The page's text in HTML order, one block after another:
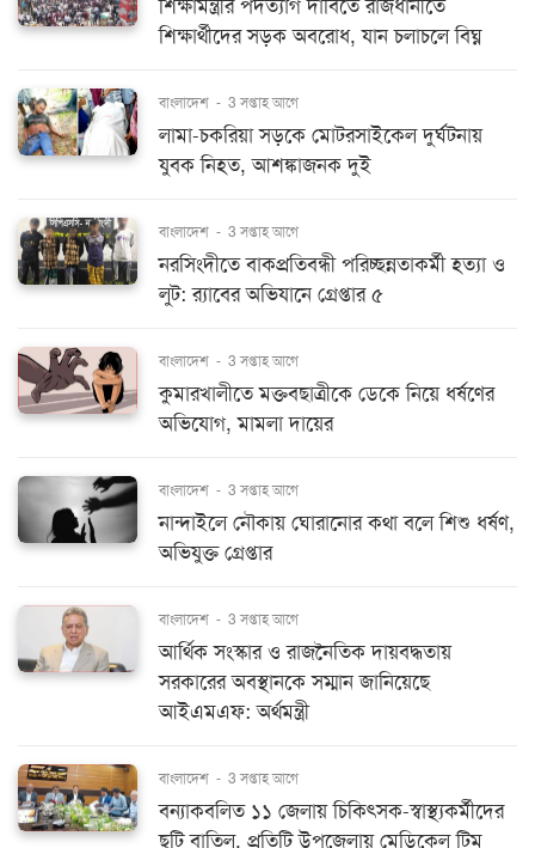
শিক্ষামন্ত্রীর পদত্যাগ দাবিতে রাজধানীতে
শিক্ষার্থীদের সড়ক অবরোধ, যান চলাচলে বিঘ্ন
বাংলাদেশ - 3 সপ্তাহ আগে
লামা-চকরিয়া সড়কে মোটরসাইকেল দুর্ঘটনায়
যুবক নিহত, আশঙ্কাজনক দুই
বাংলাদেশ - 3 সপ্তাহ আগে
নরসিংদীতে বাকপ্রতিবন্ধী পরিচ্ছন্নতাকর্মী হত্যা ও
লুট: র‌্যাবের অভিযানে গ্রেপ্তার ৫
বাংলাদেশ - 3 সপ্তাহ আগে
কুমারখালীতে মক্তবছাত্রীকে ডেকে নিয়ে ধর্ষণের
অভিযোগ, মামলা দায়ের
বাংলাদেশ - 3 সপ্তাহ আগে
নান্দাইলে নৌকায় ঘোরানোর কথা বলে শিশু ধর্ষণ,
অভিযুক্ত গ্রেপ্তার
বাংলাদেশ - 3 সপ্তাহ আগে
আর্থিক সংস্কার ও রাজনৈতিক দায়বদ্ধতায়
সরকারের অবস্থানকে সম্মান জানিয়েছে
আইএমএফ: অর্থমন্ত্রী
বাংলাদেশ - 3 সপ্তাহ আগে
বন্যাকবলিত ১১ জেলায় চিকিৎসক-স্বাস্থ্যকর্মীদের
ছুটি বাতিল, প্রতিটি উপজেলায় মেডিকেল টিম